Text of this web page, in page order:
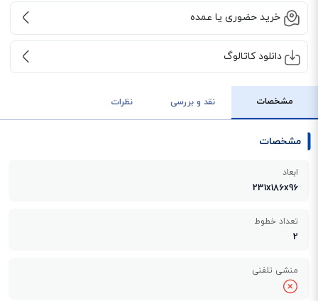
خرید حضوری یا عمده
دانلود کاتالوگ
مشخصات نقد و بررسی نظرات
مشخصات
ابعاد
231x186x96
تعداد خطوط
منشی تلفنی